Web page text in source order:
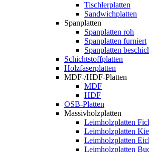
Tischlerplatten
Sandwichplatten
Spanplatten
Spanplatten roh
Spanplatten furniert
Spanplatten
Schichtstoffplatten
Holzfaserplatten
MDF-/HDF-Platten
MDF
HDF
OSB-Platten
Massivholzplatten
Leimholzplatten
Leimholzplatten
Leimholzplatten
Leimholzplatten